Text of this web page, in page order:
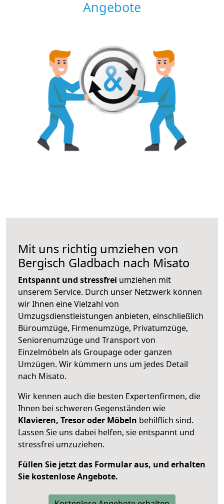
Angebote
Mit uns richtig umziehen von
Bergisch Gladbach nach Misato
Entspannt und stressfrei umziehen mit
unserem Service. Durch unser Netzwerk können
wir Ihnen eine Vielzahl von
Umzugsdienstleistungen anbieten, einschließlich
Büroumzüge, Firmenumzüge, Privatumzüge,
Seniorenumzüge und Transport von
Einzelmöbeln als Groupage oder ganzen
Umzügen. Wir kümmern uns um jedes Detail
nach Misato.
Wir kennen auch die besten Expertenfirmen, die
Ihnen bei schweren Gegenständen wie
Klavieren, Tresor oder Möbeln behilflich sind.
Lassen Sie uns dabei helfen, sie entspannt und
stressfrei umzuziehen.
Füllen Sie jetzt das Formular aus, und erhalten
Sie kostenlose Angebote.